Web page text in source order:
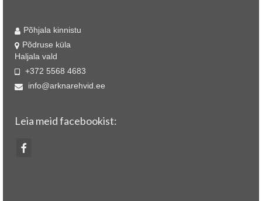
Põhjala kinnistu
Põdruse küla
Haljala vald
+372 5568 4683
info@arknarehvid.ee
Leia meid facebookist: